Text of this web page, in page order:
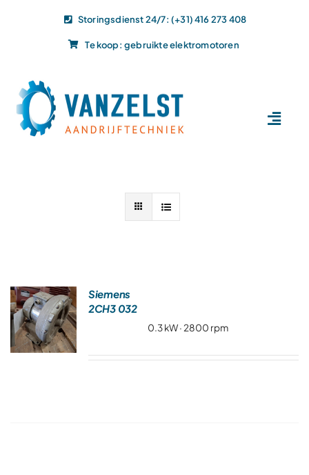
Storingsdienst 24/7: (+31) 416 273 408
Te koop: gebruikte elektromotoren
Dit leveren wij
Projecten
Siemens
2CH3 032
0.3 kW · 2800 rpm